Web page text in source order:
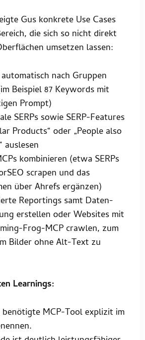
Gus konkrete Use Cases
die sich so nicht direkt
umsetzen lassen:
nach Gruppen
Beispiel 87 Keywords mit
Prompt)
SERPs sowie SERP-Features
Products“ oder „People also
auslesen
kombinieren (etwa SERPs
scrapen und das
über Ahrefs ergänzen)
Reportings samt Daten-
erstellen oder Websites mit
Frog-MCP crawlen, zum
Bilder ohne Alt-Text zu
Learnings:
benötigte MCP-Tool explizit im